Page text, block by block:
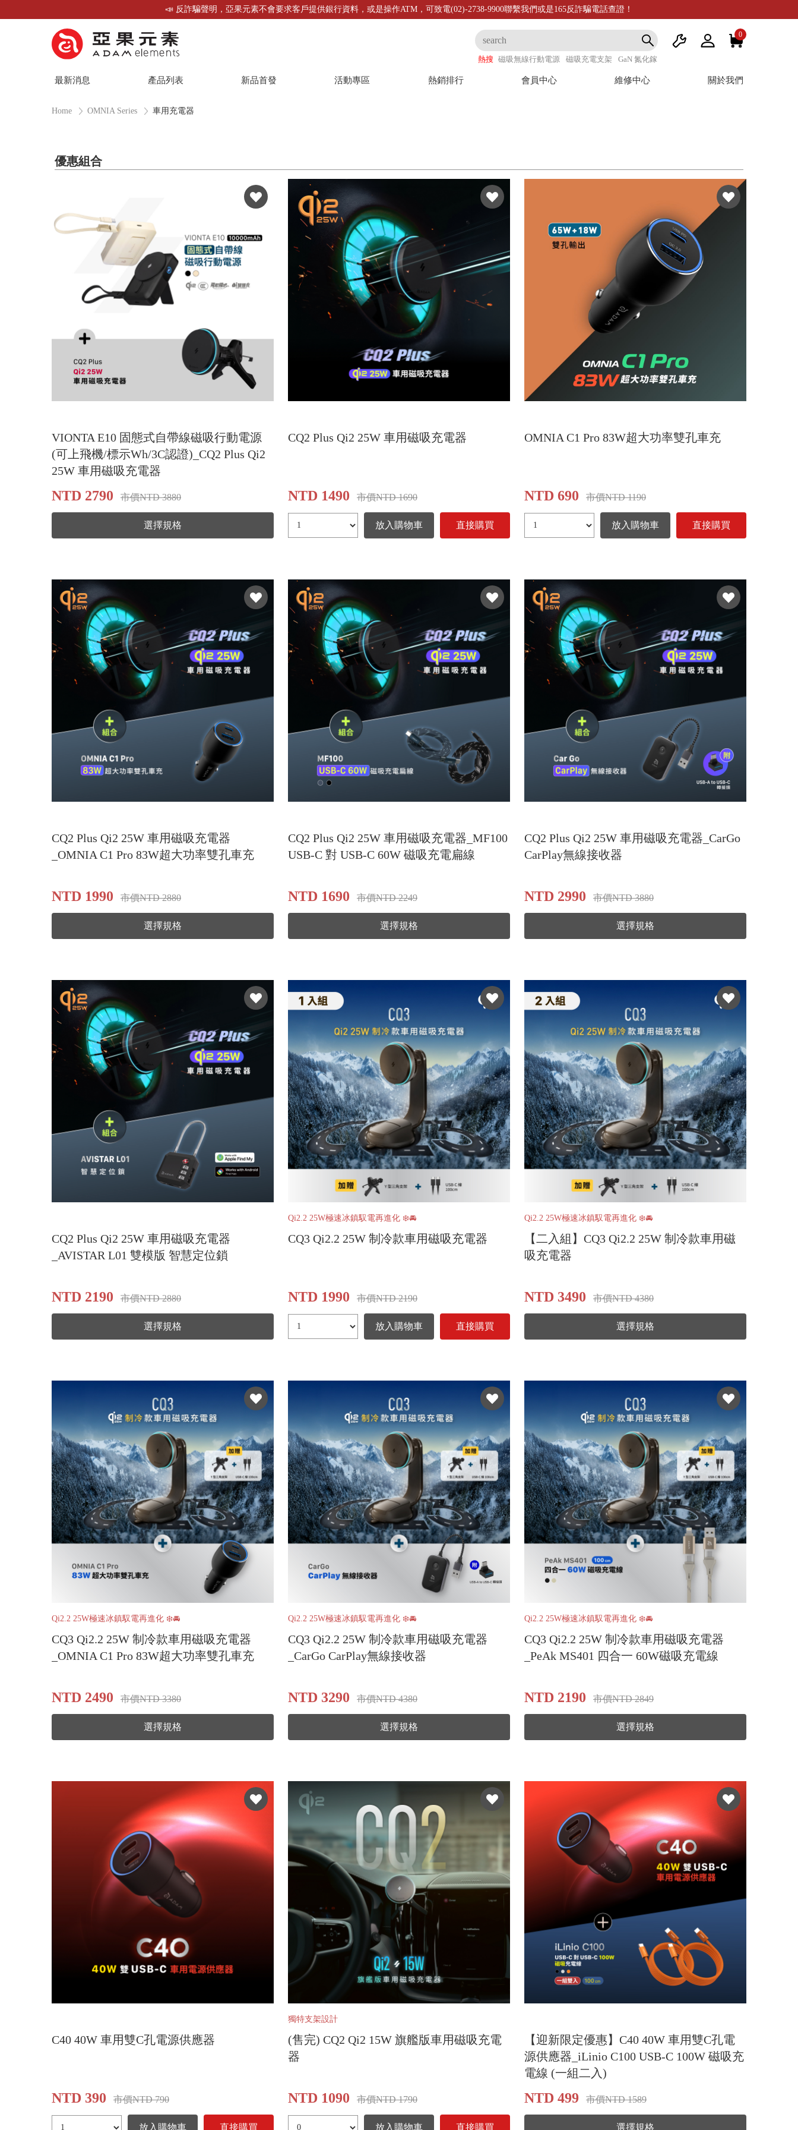
📣 反詐騙聲明，亞果元素不會要求客戶提供銀行資料，或是操作ATM，可致電(02)-2738-9900聯繫我們或是165反詐騙電話查證！
0
熱搜 磁吸無線行動電源 磁吸充電支架 GaN 氮化鎵
最新消息 產品列表 新品首發 活動專區 熱銷排行 會員中心 維修中心 關於我們
Home OMNIA Series 車用充電器
優惠組合
VIONTA E10 固態式自帶線磁吸行動電源
(可上飛機/標示Wh/3C認證)_CQ2 Plus Qi2
25W 車用磁吸充電器
NTD 2790 市價NTD 3880
選擇規格
CQ2 Plus Qi2 25W 車用磁吸充電器
NTD 1490 市價NTD 1690
放入購物車 直接購買
OMNIA C1 Pro 83W超大功率雙孔車充
NTD 690 市價NTD 1190
放入購物車 直接購買
CQ2 Plus Qi2 25W 車用磁吸充電器
_OMNIA C1 Pro 83W超大功率雙孔車充
NTD 1990 市價NTD 2880
選擇規格
CQ2 Plus Qi2 25W 車用磁吸充電器_MF100
USB-C 對 USB-C 60W 磁吸充電扁線
NTD 1690 市價NTD 2249
選擇規格
CQ2 Plus Qi2 25W 車用磁吸充電器_CarGo
CarPlay無線接收器
NTD 2990 市價NTD 3880
選擇規格
CQ2 Plus Qi2 25W 車用磁吸充電器
_AVISTAR L01 雙模版 智慧定位鎖
NTD 2190 市價NTD 2880
選擇規格
Qi2.2 25W極速冰鎮馭電再進化 ❄️🚘
CQ3 Qi2.2 25W 制冷款車用磁吸充電器
NTD 1990 市價NTD 2190
放入購物車 直接購買
Qi2.2 25W極速冰鎮馭電再進化 ❄️🚘
【二入組】CQ3 Qi2.2 25W 制冷款車用磁
吸充電器
NTD 3490 市價NTD 4380
選擇規格
Qi2.2 25W極速冰鎮馭電再進化 ❄️🚘
CQ3 Qi2.2 25W 制冷款車用磁吸充電器
_OMNIA C1 Pro 83W超大功率雙孔車充
NTD 2490 市價NTD 3380
選擇規格
Qi2.2 25W極速冰鎮馭電再進化 ❄️🚘
CQ3 Qi2.2 25W 制冷款車用磁吸充電器
_CarGo CarPlay無線接收器
NTD 3290 市價NTD 4380
選擇規格
Qi2.2 25W極速冰鎮馭電再進化 ❄️🚘
CQ3 Qi2.2 25W 制冷款車用磁吸充電器
_PeAk MS401 四合一 60W磁吸充電線
NTD 2190 市價NTD 2849
選擇規格
C40 40W 車用雙C孔電源供應器
NTD 390 市價NTD 790
放入購物車 直接購買
獨特支架設計
(售完) CQ2 Qi2 15W 旗艦版車用磁吸充電
器
NTD 1090 市價NTD 1790
放入購物車 直接購買
【迎新限定優惠】C40 40W 車用雙C孔電
源供應器_iLinio C100 USB-C 100W 磁吸充
電線 (一組二入)
NTD 499 市價NTD 1589
選擇規格